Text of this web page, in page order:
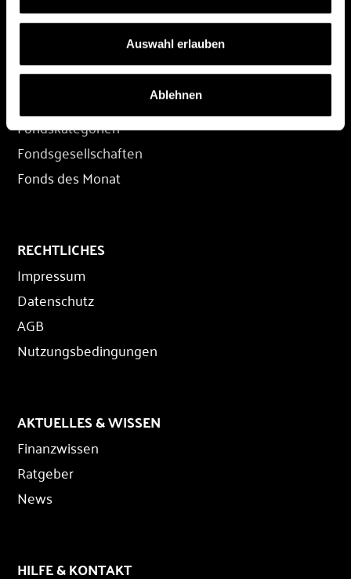
Auswahl erlauben
Ablehnen
FONDS
Fondskategorien
Fondsgesellschaften
Fonds des Monat
RECHTLICHES
Impressum
Datenschutz
AGB
Nutzungsbedingungen
AKTUELLES & WISSEN
Finanzwissen
Ratgeber
News
HILFE & KONTAKT